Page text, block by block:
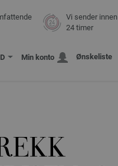
Vi sender innen
24 timer
Min konto Ønskeliste